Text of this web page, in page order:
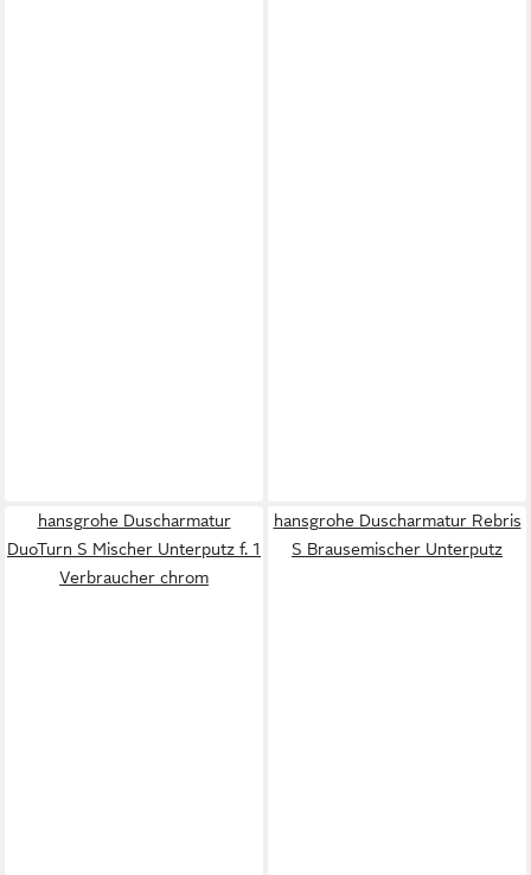
hansgrohe Duscharmatur
DuoTurn S Mischer Unterputz f. 1
Verbraucher chrom
hansgrohe Duscharmatur Rebris
S Brausemischer Unterputz